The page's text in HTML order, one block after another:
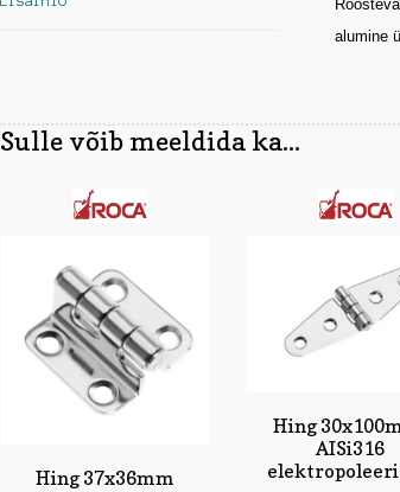
alumine
Sulle võib meeldida ka...
Hing 37x36mm
Hing
AISi316